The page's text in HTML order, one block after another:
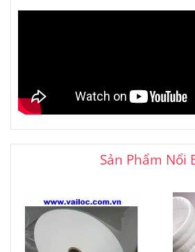
Sản Phẩm Nổi